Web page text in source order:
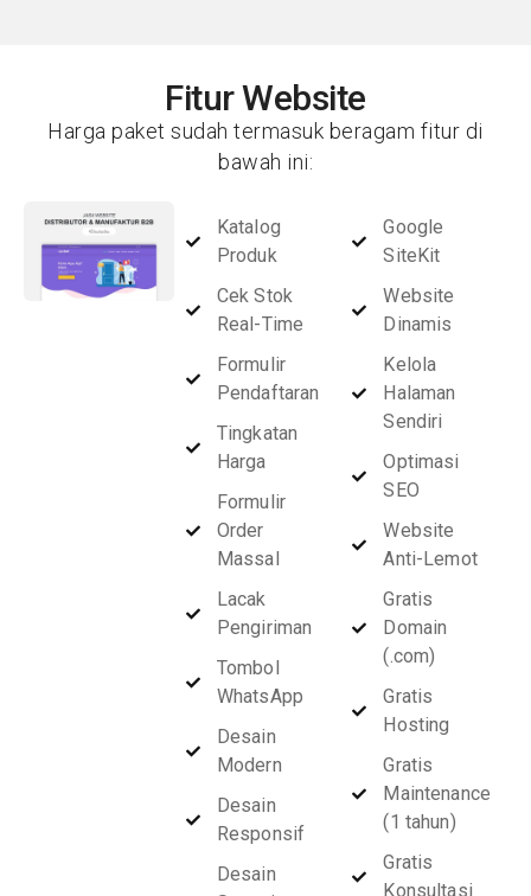
Fitur Website
Harga paket sudah termasuk beragam fitur di
bawah ini:
Katalog
Produk
Cek Stok
Real-Time
Formulir
Pendaftaran
Tingkatan
Harga
Formulir
Order
Massal
Lacak
Pengiriman
Tombol
WhatsApp
Desain
Modern
Desain
Responsif
Desain
Google
SiteKit
Website
Dinamis
Kelola
Halaman
Sendiri
Optimasi
SEO
Website
Anti-Lemot
Gratis
Domain
(.com)
Gratis
Hosting
Gratis
Maintenance
(1 tahun)
Gratis
Konsultasi